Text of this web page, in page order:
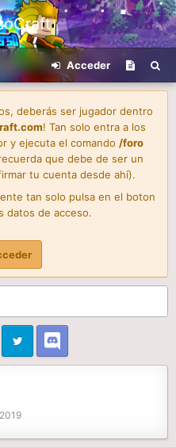
Acceder
deberás ser jugador dentro
! Tan solo entra a los
y ejecuta el comando /foro
que debe de ser un
tu cuenta desde ahí).
tan solo pulsa en el boton
datos de acceso.